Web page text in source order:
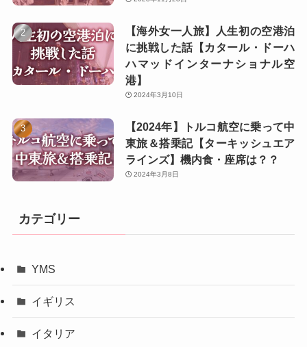
【海外女一人旅】人生初の空港泊
に挑戦した話【カタール・ドーハ
ハマッドインターナショナル空
港】
2024年3月10日
【2024年】トルコ航空に乗って中
東旅＆搭乗記【ターキッシュエア
ラインズ】機内食・座席は？？
2024年3月8日
カテゴリー
YMS
イギリス
イタリア